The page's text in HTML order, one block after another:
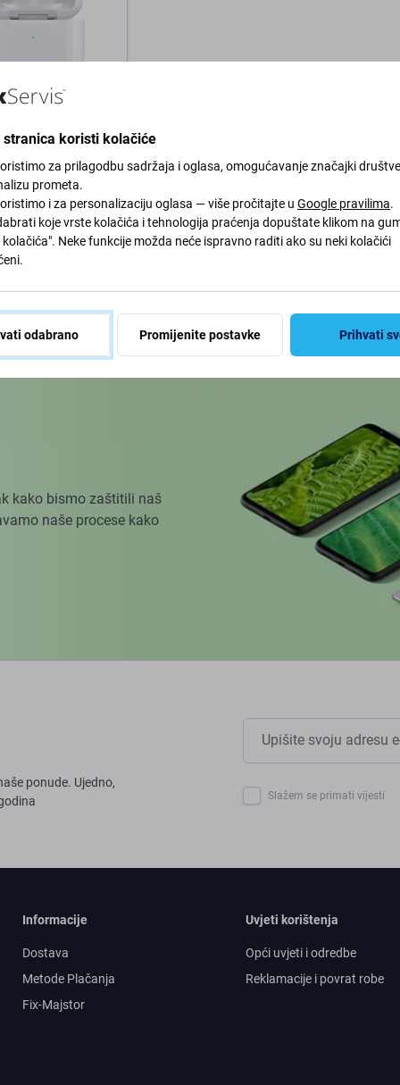
kutija za
ANC (2024) B
1 kom
kako bismo zaštitili naš
naše procese kako
ponude. Ujedno,
Slažem se primati vijesti
Informacije
Dostava
Metode Plačanja
Fix-Majstor
Uvjeti korištenja
Opći uvjeti i odredbe
Reklamacije i povrat robe
stranica koristi kolačiće
za prilagodbu sadržaja i oglasa, omogućavanje značajki
prometa.
i za personalizaciju oglasa — više pročitajte u Google pravilima.
koje vrste kolačića i tehnologija praćenja dopuštate klikom na
kolačića". Neke funkcije možda neće ispravno raditi ako su neki kolačići
odabrano Promijenite postavke Prihvati